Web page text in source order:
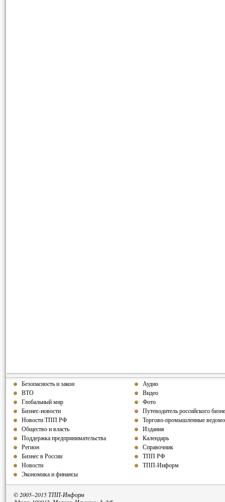
Безопасность и закон
ВТО
Глобальный мир
Бизнес-новости
Новости ТПП РФ
Общество и власть
Поддержка предпринимательства
Регион
Бизнес в России
Новости
Экономика и финансы
Аудио
Видео
Фото
Путеводитель российского
Торгово-промышленные
Издания
Календарь
Справочник
ТПП РФ
ТПП-Информ
© 2005–2015 ТПП-Информ